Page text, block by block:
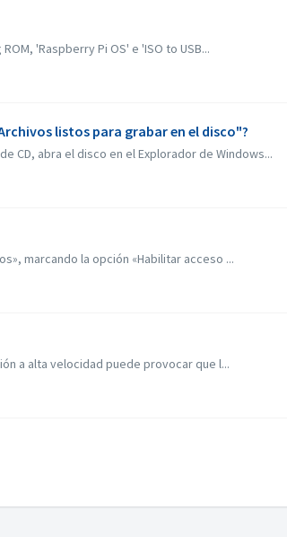
'Raspberry Pi OS' e 'ISO to USB...
listos para grabar en el disco"?
CD, abra el disco en el Explorador de Windows...
marcando la opción «Habilitar acceso ...
a alta velocidad puede provocar que l...